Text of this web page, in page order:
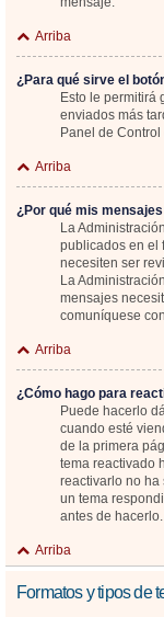
Arriba
¿Para qué sirve el
Esto le permitirá
enviados más
Panel de
Arriba
¿Por qué mis
La
publicados en el
necesiten ser
La
mensajes
comuníquese
Arriba
¿Cómo hago para
Puede hacerlo
cuando esté
de la primera
tema reactivado
reactivarlo no ha
un tema
antes de hacerlo.
Arriba
Formatos y tipos de